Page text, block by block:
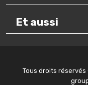
Et aussi
Tous droits